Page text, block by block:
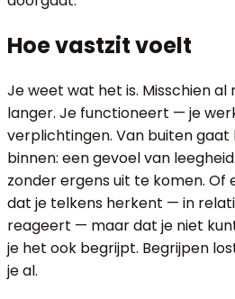
Hoe vastzit voelt
Je weet wat het is. Misschien al
langer. Je functioneert — je
verplichtingen. Van buiten gaat
binnen: een gevoel van
zonder ergens uit te komen.
dat je telkens herkent — in
reageert — maar dat je niet
je het ook begrijpt. Begrijpen
je al.